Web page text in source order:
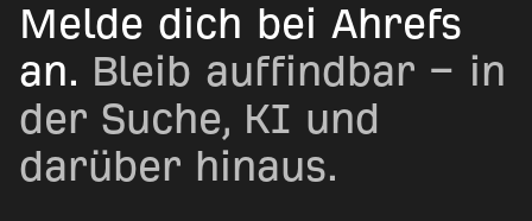
Melde dich bei Ahrefs
an. Bleib auffindbar − in
der Suche, KI und
darüber hinaus.